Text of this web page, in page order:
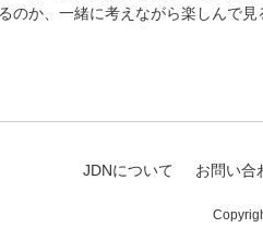
のか、一緒に考えながら楽しんで
JDNについて お問い合